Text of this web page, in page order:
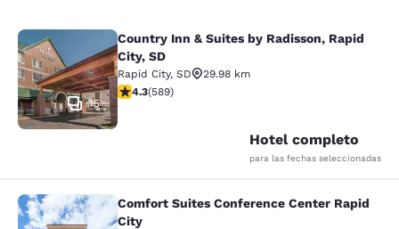
Country Inn & Suites by Radisson,
15
Country Inn & Suites by Radisson, Rapid
City, SD
Rapid City, SD
29.98 km
calificación de 4.33 estrellas. Excelente. 589 reseñas
4.3(589)
Hotel completo
para las fechas seleccionadas
Comfort Suites Conference Center
Comfort Suites Conference Center Rapid
City